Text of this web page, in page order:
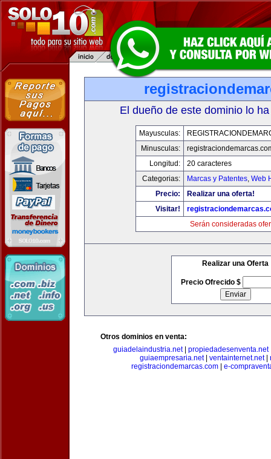
El dueño de este dominio lo
Mayusculas:
Minusculas:
Longitud:
20 caracteres
Categorias:
Marcas y Patentes, Web
Precio:
Realizar una oferta!
Visitar!
Serán consideradas
Realizar una Oferta
Precio Ofrecido $
Otros dominios en venta:
guiadelaindustria.net propiedadesenventa.net
guiaempresaria.net| ventainternet.net|
registraciondemarcas.com
e-